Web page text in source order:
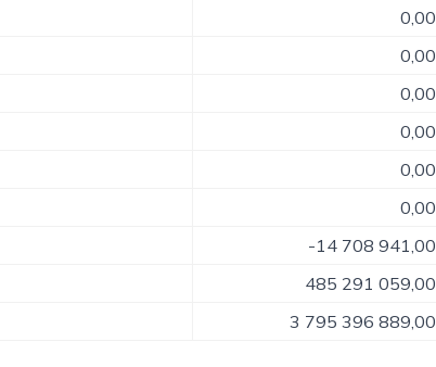
0,00
0,00
0,00
0,00
0,00
0,00
-14 708 941,00
485 291 059,00
3 795 396 889,00